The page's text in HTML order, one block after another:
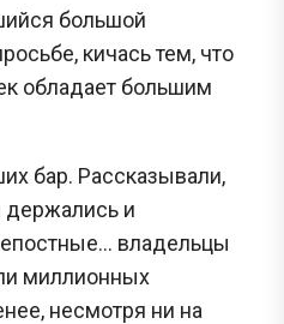
большой
кичась тем, что
обладает большим
бар. Рассказывали,
держались и
владельцы
миллионных
несмотря ни на